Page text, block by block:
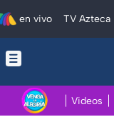
en vivo TV Azteca
Videos